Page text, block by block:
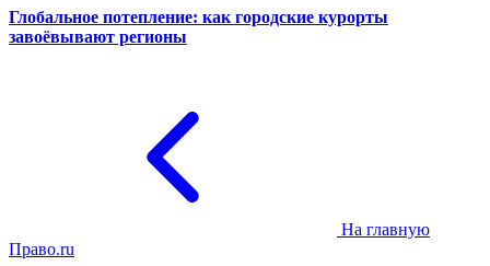
Глобальное потепление: как городские курорты
завоёвывают регионы
На главную
Право.ru